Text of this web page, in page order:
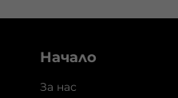
Начало
За нас